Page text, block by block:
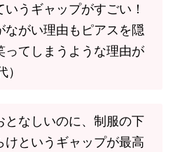
うギャップがすごい！
ながい理由もピアスを隠
ってしまうような理由が
となしいのに、制服の下
けというギャップが最高